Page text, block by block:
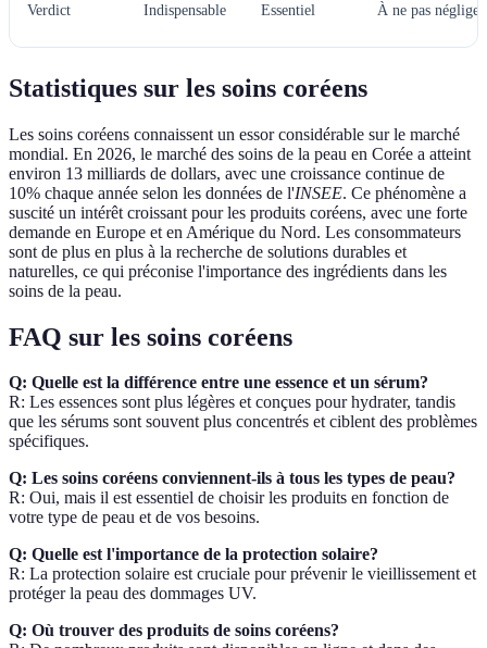
Verdict Indispensable Essentiel À ne pas négliger
Statistiques sur les soins coréens
Les soins coréens connaissent un essor considérable sur le marché
mondial. En 2026, le marché des soins de la peau en Corée a atteint
environ 13 milliards de dollars, avec une croissance continue de
10% chaque année selon les données de l'INSEE. Ce phénomène a
suscité un intérêt croissant pour les produits coréens, avec une forte
demande en Europe et en Amérique du Nord. Les consommateurs
sont de plus en plus à la recherche de solutions durables et
naturelles, ce qui préconise l'importance des ingrédients dans les
soins de la peau.
FAQ sur les soins coréens
Q: Quelle est la différence entre une essence et un sérum?
R: Les essences sont plus légères et conçues pour hydrater, tandis
que les sérums sont souvent plus concentrés et ciblent des problèmes
spécifiques.
Q: Les soins coréens conviennent-ils à tous les types de peau?
R: Oui, mais il est essentiel de choisir les produits en fonction de
votre type de peau et de vos besoins.
Q: Quelle est l'importance de la protection solaire?
R: La protection solaire est cruciale pour prévenir le vieillissement et
protéger la peau des dommages UV.
Q: Où trouver des produits de soins coréens?